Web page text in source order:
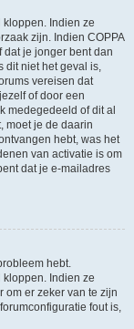
Indien ze
zijn. Indien COPPA
je jonger bent dan
dit niet het geval is,
vereisen dat
of door een
medegedeeld of dit al
moet je de daarin
hebt, was het
van activatie is om
dat je e-mailadres
hebt.
Indien ze
om er zeker van te zijn
fout is,